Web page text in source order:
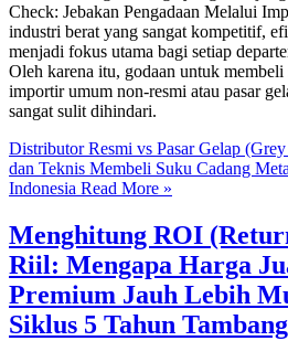
Check: Jebakan Pengadaan Melalui
industri berat yang sangat kompetitif,
menjadi fokus utama bagi setiap
Oleh karena itu, godaan untuk
importir umum non-resmi atau pasar
sangat sulit dihindari.
Distributor Resmi vs Pasar Gelap
dan Teknis Membeli Suku Cadang
Indonesia Read More »
Menghitung ROI
Riil: Mengapa Harga
Premium Jauh Lebih
Siklus 5 Tahun Tambang